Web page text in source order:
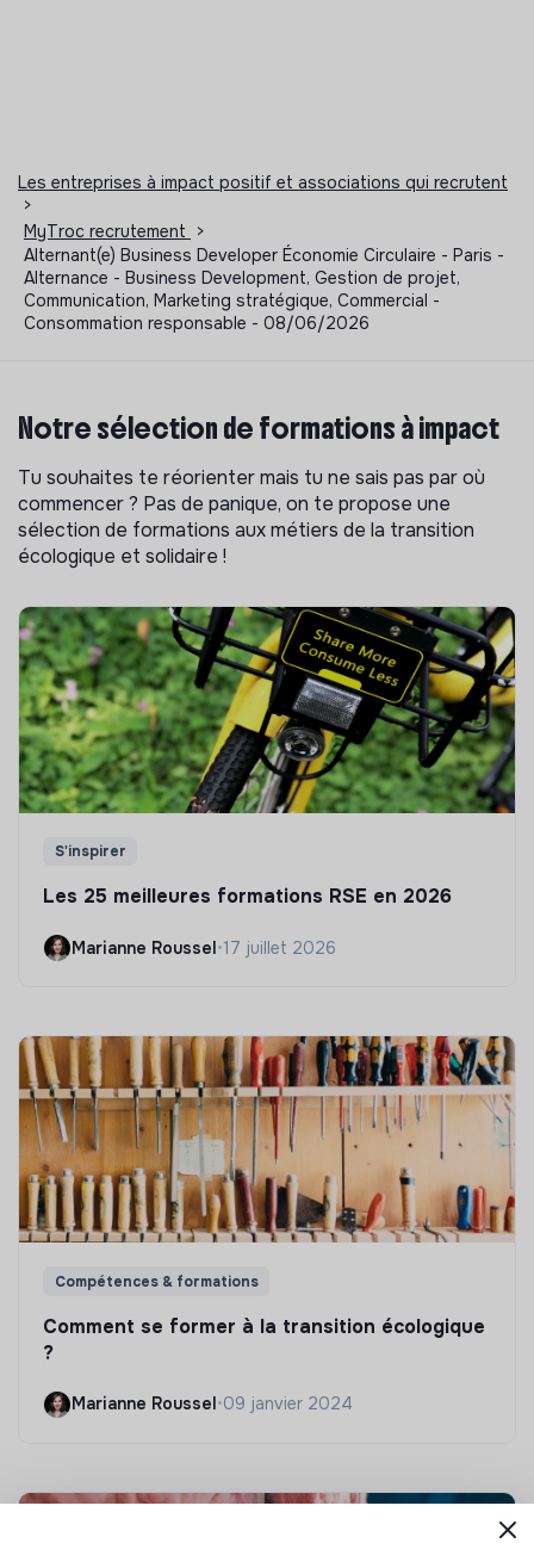
Les entreprises à impact positif et associations qui recrutent
>
MyTroc recrutement
>
Alternant(e) Business Developer Économie Circulaire - Paris -
Alternance - Business Development, Gestion de projet,
Communication, Marketing stratégique, Commercial -
Consommation responsable - 08/06/2026
Notre sélection de formations à impact
Tu souhaites te réorienter mais tu ne sais pas par où
commencer ? Pas de panique, on te propose une
sélection de formations aux métiers de la transition
écologique et solidaire !
S'inspirer
Les 25 meilleures formations RSE en 2026
Marianne Roussel•17 juillet 2026
Compétences & formations
Comment se former à la transition écologique
?
Marianne Roussel •09 janvier 2024